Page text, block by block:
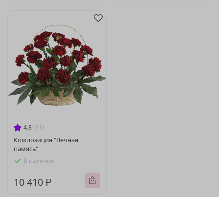
4.8 (31)
Композиция "Вечная
память"
В наличии
10 410 ₽